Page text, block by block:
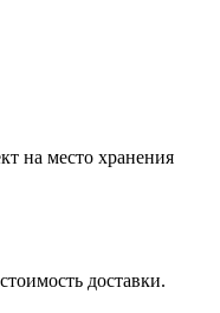
на место хранения
доставки.